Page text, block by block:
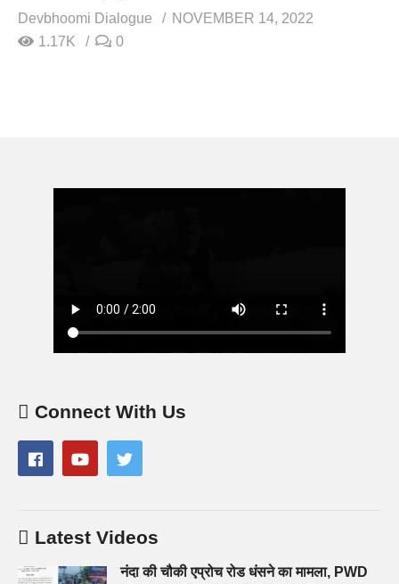
Devbhoomi Dialogue
NOVEMBER 14, 2022
1.17K
0
Connect With Us
Latest Videos
नंदा की चौकी एप्रोच रोड धंसने का मामला, PWD